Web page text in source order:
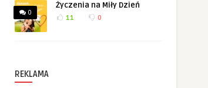
0
Życzenia na Miły Dzień
11 0
REKLAMA